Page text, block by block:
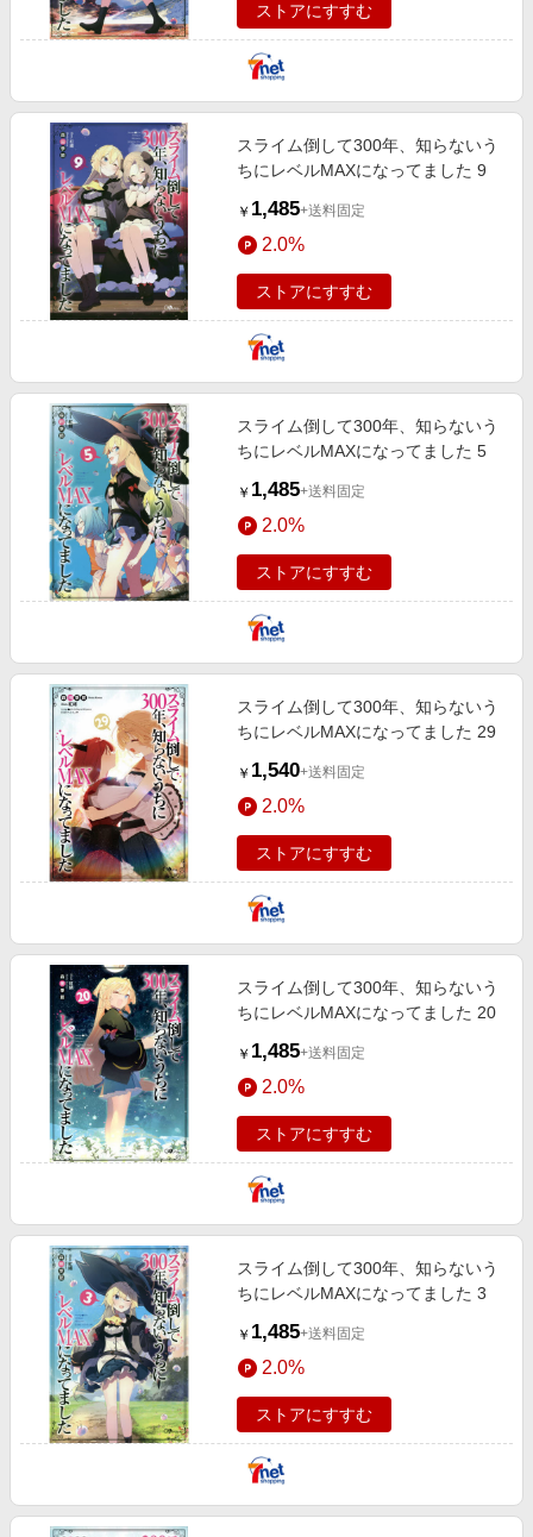
ストアにすすむ
スライム倒して300年、知らないう
ちにレベルMAXになってました 9
￥ 1,485+送料固定
2.0%
ストアにすすむ
スライム倒して300年、知らないう
ちにレベルMAXになってました 5
￥ 1,485+送料固定
2.0%
ストアにすすむ
スライム倒して300年、知らないう
ちにレベルMAXになってました 29
￥ 1,540+送料固定
2.0%
ストアにすすむ
スライム倒して300年、知らないう
ちにレベルMAXになってました 20
￥ 1,485+送料固定
2.0%
ストアにすすむ
スライム倒して300年、知らないう
ちにレベルMAXになってました 3
￥ 1,485+送料固定
2.0%
ストアにすすむ